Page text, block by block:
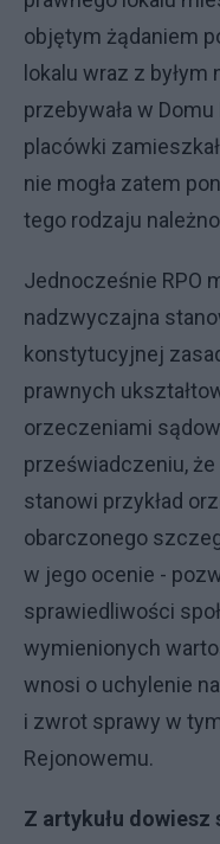
objętym żądaniem
lokalu wraz z byłym
przebywała w
placówki
nie mogła zatem
tego rodzaju
Jednocześnie RPO
nadzwyczajna
konstytucyjnej
prawnych
orzeczeniami
przeświadczeniu, że
stanowi przykład
obarczonego
w jego ocenie -
sprawiedliwości
wymienionych
wnosi o uchylenie
i zwrot sprawy w
Rejonowemu.
Z artykułu dowiesz